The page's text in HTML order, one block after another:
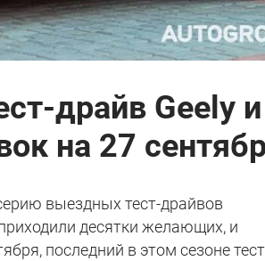
драйв Geely и
на 27
выездных тест-драйвов
десятки желающих, и
последний в этом сезоне